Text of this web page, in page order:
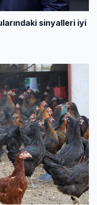
sinyalleri iyi